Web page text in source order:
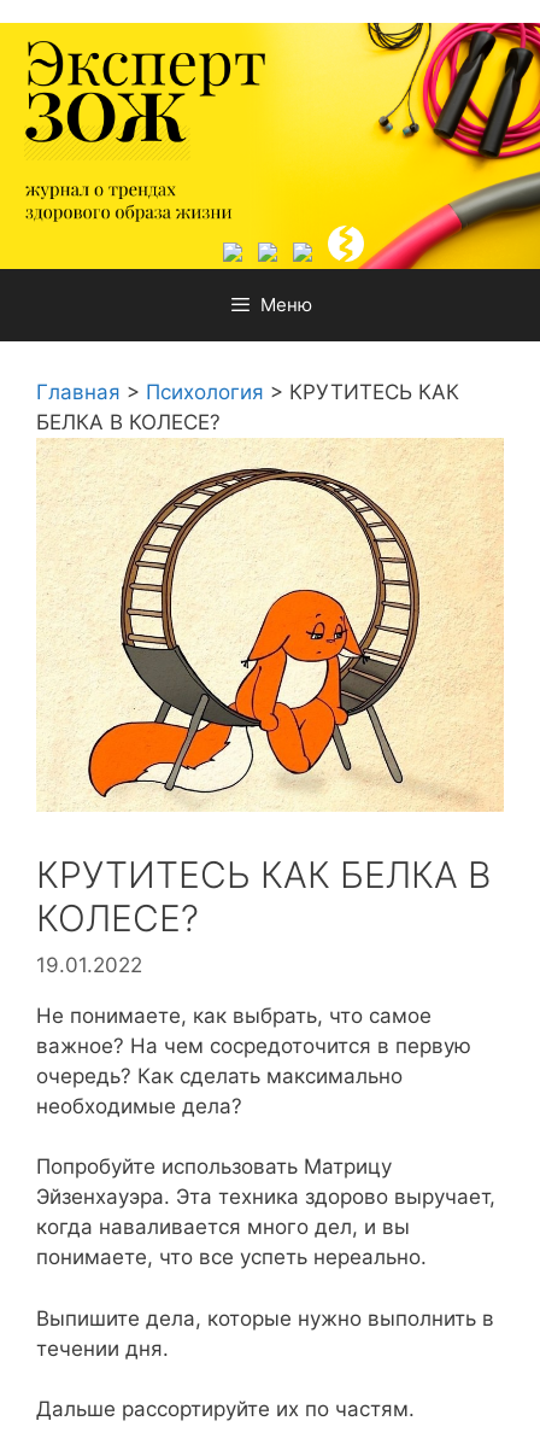
содержимому
Меню
Главная > Психология > КРУТИТЕСЬ КАК
БЕЛКА В КОЛЕСЕ?
КРУТИТЕСЬ КАК БЕЛКА В
КОЛЕСЕ?
19.01.2022
Не понимаете, как выбрать, что самое
важное? На чем сосредоточится в первую
очередь? Как сделать максимально
необходимые дела?
Попробуйте использовать Матрицу
Эйзенхауэра. Эта техника здорово выручает,
когда наваливается много дел, и вы
понимаете, что все успеть нереально.
Выпишите дела, которые нужно выполнить в
течении дня.
Дальше рассортируйте их по частям.